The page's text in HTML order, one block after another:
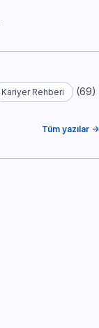
Kariyer Rehberi (69)
Tüm yazılar →